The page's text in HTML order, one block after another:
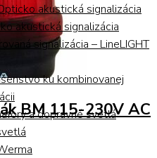
akustická signalizácia
akustická signalizácia
signalizácia – LineLIGHT
ku kombinovanej
a dopravné svetlá
BM 115-230V AC